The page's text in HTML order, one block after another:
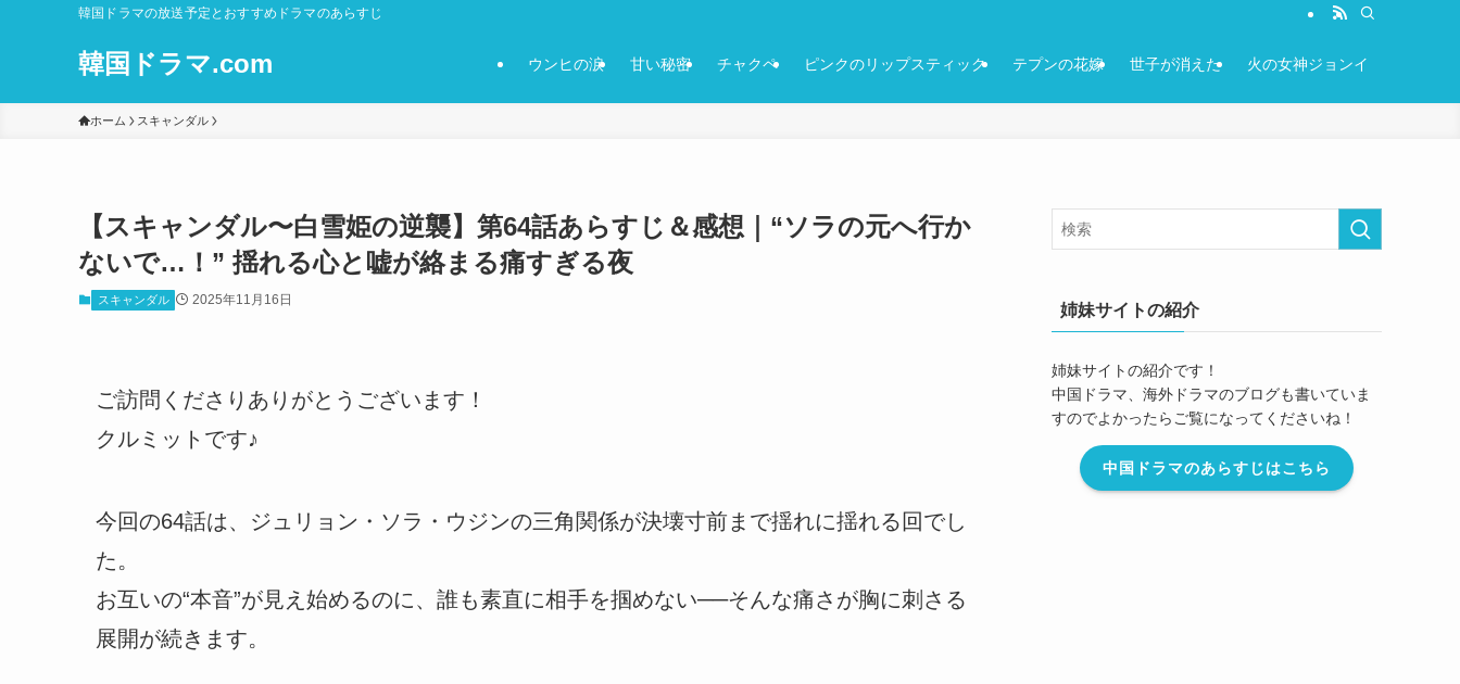
韓国ドラマの放送予定とおすすめドラマのあらすじ
韓国ドラマ.com ウンヒの涙 甘い秘密 チャクペ ピンクのリップスティック テプンの花嫁 世子が消えた 火の女神ジョンイ
ホーム スキャンダル
【スキャンダル〜白雪姫の逆襲】第64話あらすじ＆感想｜“ソラの元へ行か
ないで…！” 揺れる心と嘘が絡まる痛すぎる夜
スキャンダル 2025年11月16日
ご訪問くださりありがとうございます！
クルミットです♪
今回の64話は、ジュリョン・ソラ・ウジンの三角関係が決壊寸前まで揺れに揺れる回でし
た。
お互いの“本音”が見え始めるのに、誰も素直に相手を掴めない──そんな痛さが胸に刺さる
展開が続きます。
姉妹サイトの紹介
姉妹サイトの紹介です！
中国ドラマ、海外ドラマのブログも書いていま
すのでよかったらご覧になってくださいね！
中国ドラマのあらすじはこちら